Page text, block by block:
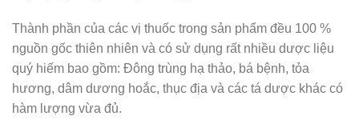
Thành phần của các vị thuốc trong sản phẩm đều 100 %
nguồn gốc thiên nhiên và có sử dụng rất nhiều dược liệu
quý hiếm bao gồm: Đông trùng hạ thảo, bá bệnh, tỏa
hương, dâm dương hoắc, thục địa và các tá dược khác có
hàm lượng vừa đủ.